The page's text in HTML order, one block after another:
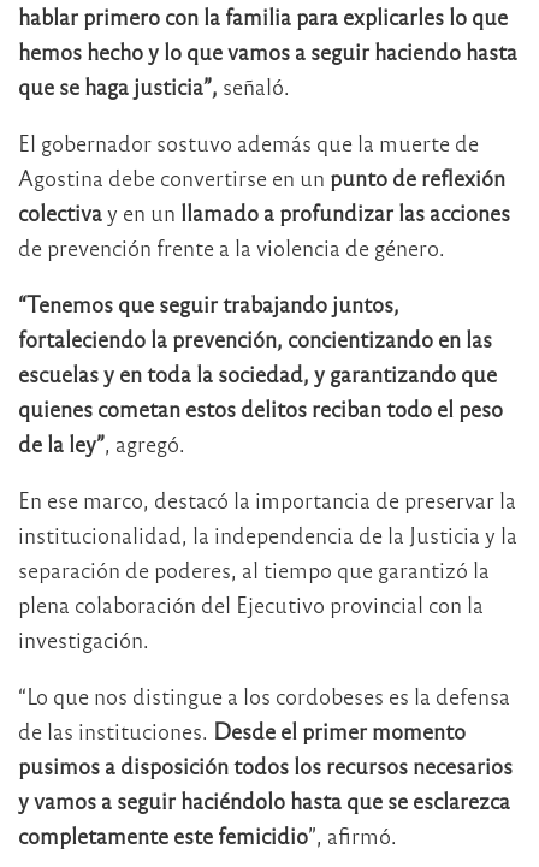
hablar primero con la familia para explicarles lo que
hemos hecho y lo que vamos a seguir haciendo hasta
que se haga justicia”, señaló.
El gobernador sostuvo además que la muerte de
Agostina debe convertirse en un punto de reflexión
colectivay en un llamado a profundizar las acciones
de prevención frente a la violencia de género.
“Tenemos que seguir trabajando juntos,
fortaleciendo la prevención, concientizando en las
escuelas y en toda la sociedad, y garantizando que
quienes cometan estos delitos reciban todo el peso
de la ley”, agregó.
En ese marco, destacó la importancia de preservar la
institucionalidad, la independencia de la Justicia y la
separación de poderes, al tiempo que garantizó la
plena colaboración del Ejecutivo provincial con la
investigación.
“Lo que nos distingue a los cordobeses es la defensa
de las instituciones. Desde el primer momento
pusimos a disposición todos los recursos necesarios
y vamos a seguir haciéndolo hasta que se esclarezca
completamente este femicidio”, afirmó.